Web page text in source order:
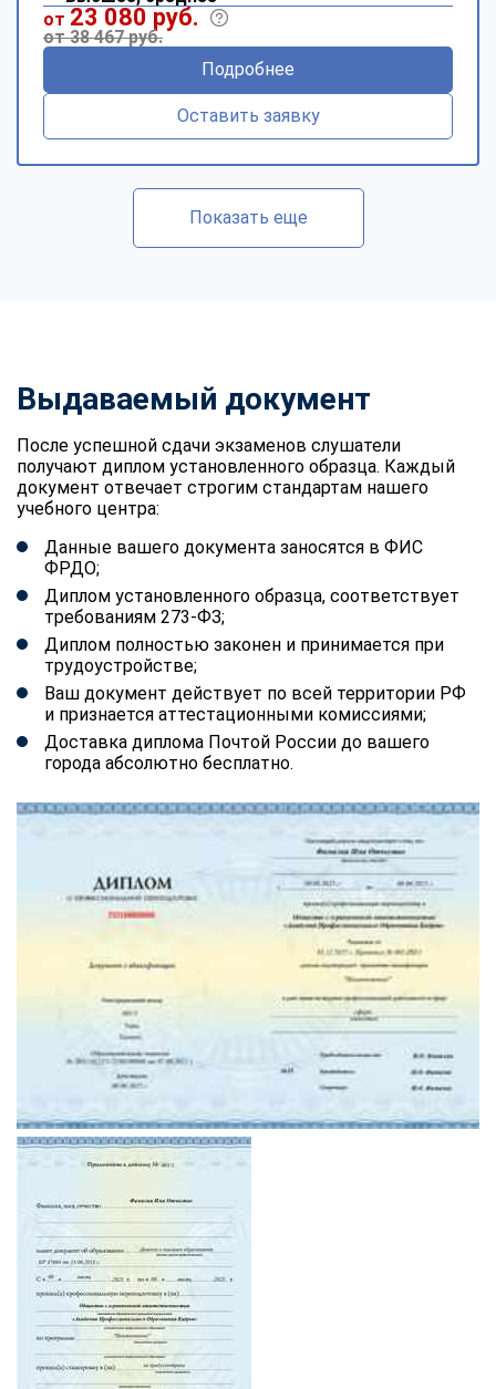
от 23 080 руб.
от 38 467 руб.
Подробнее
Оставить заявку
Показать еще
Выдаваемый документ
После успешной сдачи экзаменов слушатели
получают диплом установленного образца. Каждый
документ отвечает строгим стандартам нашего
учебного центра:
Данные вашего документа заносятся в ФИС
ФРДО;
Диплом установленного образца, соответствует
требованиям 273-ФЗ;
Диплом полностью законен и принимается при
трудоустройстве;
Ваш документ действует по всей территории РФ
и признается аттестационными комиссиями;
Доставка диплома Почтой России до вашего
города абсолютно бесплатно.